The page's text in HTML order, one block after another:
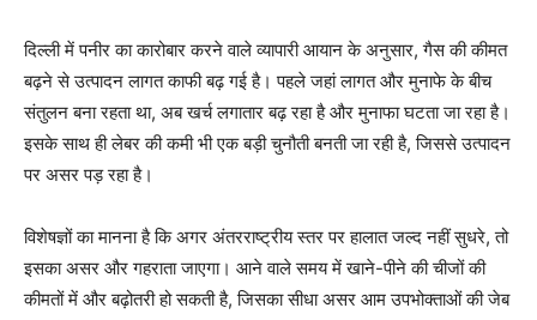
दिल्ली में पनीर का कारोबार करने वाले व्यापारी आयान के अनुसार, गैस की कीमत
बढ़ने से उत्पादन लागत काफी बढ़ गई है। पहले जहां लागत और मुनाफे के बीच
संतुलन बना रहता था, अब खर्च लगातार बढ़ रहा है और मुनाफा घटता जा रहा है।
इसके साथ ही लेबर की कमी भी एक बड़ी चुनौती बनती जा रही है, जिससे उत्पादन
पर असर पड़ रहा है।
विशेषज्ञों का मानना है कि अगर अंतरराष्ट्रीय स्तर पर हालात जल्द नहीं सुधरे, तो
इसका असर और गहराता जाएगा। आने वाले समय में खाने-पीने की चीजों की
कीमतों में और बढ़ोतरी हो सकती है, जिसका सीधा असर आम उपभोक्ताओं की जेब